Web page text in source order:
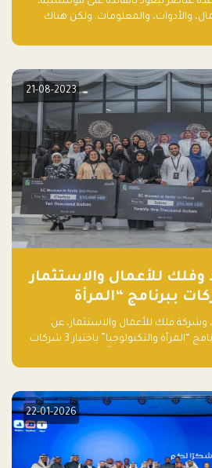
والأدوات، والمعلومات. ولكن هناك
21-08-2023
وفلك للأعمال والاستثمار
فوز 3 شركات ببرنامج “المرأة
وشركة فلك للأعمال والاستثمار، عن
تخريج الدفعة الأولى من برنامج “المرأة والتكنولوجيا” باختيار 3 شركات
الأعمال، اللواتي خضعن لبرنامج حاضنة مدته 8 أسابيع، أفكاراً مبتكرة
22-01-2026